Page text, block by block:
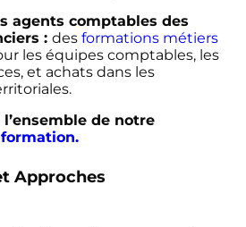
agents comptables des
: des formations métiers
les équipes comptables, les
et achats dans les
de notre
Approches